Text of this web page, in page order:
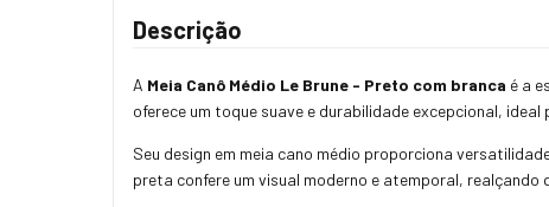
Descrição
A Meia Canô Médio Le Brune - Preto com branca é a
oferece um toque suave e durabilidade excepcional,
Seu design em meia cano médio proporciona
preta confere um visual moderno e atemporal, realçando